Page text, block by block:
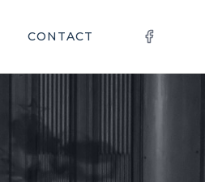
CONTACT